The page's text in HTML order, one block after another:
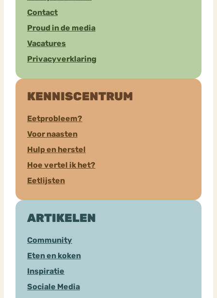
Contact
Proud in de media
Vacatures
Privacyverklaring
KENNISCENTRUM
Eetprobleem?
Voor naasten
Hulp en herstel
Hoe vertel ik het?
Eetlijsten
ARTIKELEN
Community
Eten en koken
Inspiratie
Sociale Media